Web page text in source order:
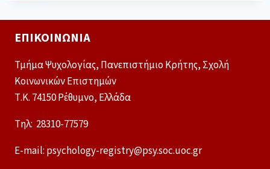
ΕΠΙΚΟΙΝΩΝΊΑ
Τμήμα Ψυχολογίας, Πανεπιστήμιο Κρήτης, Σχολή
Κοινωνικών Επιστημών
Τ.Κ. 74150 Ρέθυμνο, Ελλάδα
Tηλ: 28310-77579
E-mail: psychology-registry@psy.soc.uoc.gr